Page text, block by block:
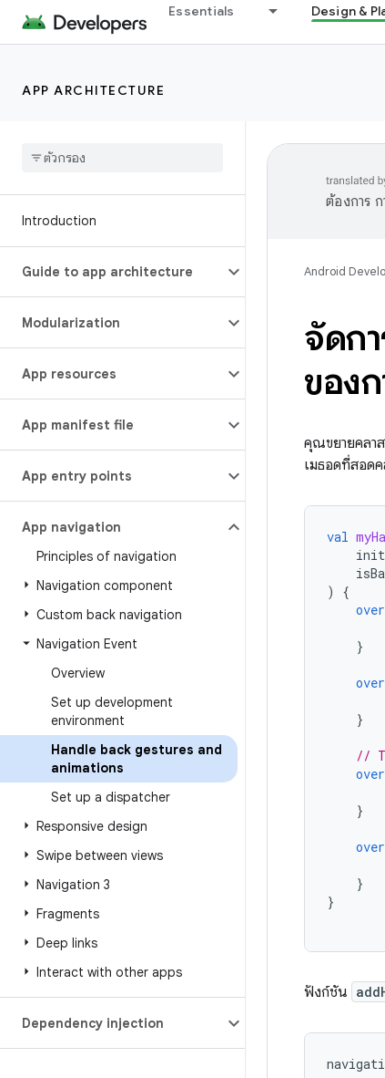
Essentials Design &
APP ARCHITECTURE
Introduction
Guide to app architecture
Modularization
App resources
App manifest file
App entry points
App navigation
Principles of navigation
Navigation component
Custom back navigation
Navigation Event
Overview
Set up development
environment
Handle back gestures and
animations
Set up a dispatcher
Responsive design
Swipe between views
Navigation 3
Fragments
Deep links
Interact with other apps
Dependency injection
ต้องการ
Android
จัดก
ของ
คุณขยายคลา
เมธอดที่สอด
val
)
{
}
}
//
}
}
}
ฟังก์ชัน